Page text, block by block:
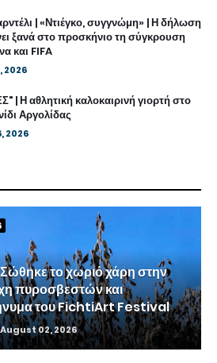
| «Ντιέγκο, συγγνώμη» | Η δήλωση
ξανά στο προσκήνιο τη σύγκρουση
και FIFA
2026
| Η αθλητική καλοκαιρινή γιορτή στο
Αργολίδας
2026
το χωριό χάρη στην
πυροσβεστών και
του FichtiArt Festival
August 02, 2026